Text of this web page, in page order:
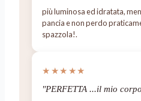
più luminosa ed idratata,
pancia e non perdo
spazzola!.
★★★★★
"PERFETTA ...il mio